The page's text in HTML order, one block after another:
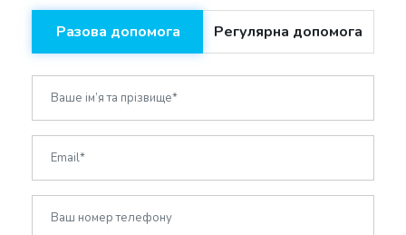
Разова допомога Регулярна допомога